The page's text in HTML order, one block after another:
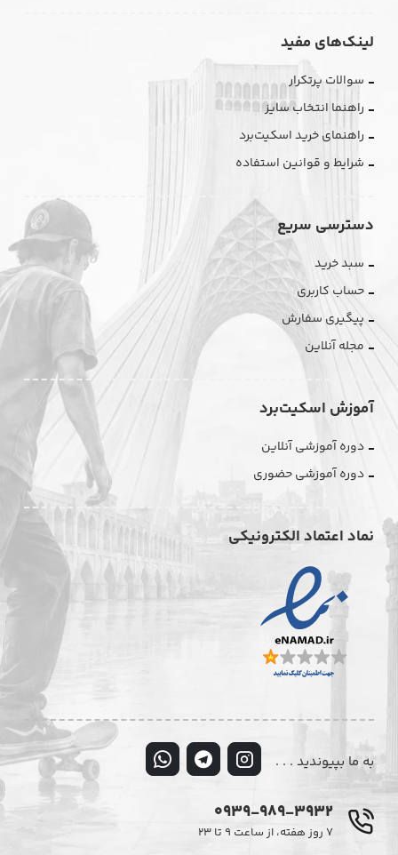
لینک‌های مفید
سوالات پرتکرار
راهنما انتخاب سایز
راهنمای خرید اسکیت‌برد
شرایط و قوانین استفاده
دسترسی سریع
سبد خرید
حساب کاربری
پیگیری سفارش
مجله آنلاین
آموزش اسکیت‌برد
دوره آموزشی آنلاین
دوره آموزشی حضوری
نماد اعتماد الکترونیکی
به ما بپیوندید . . .
0939-989-3932
۷ روز هفته، از ساعت ۹ تا ۲۳